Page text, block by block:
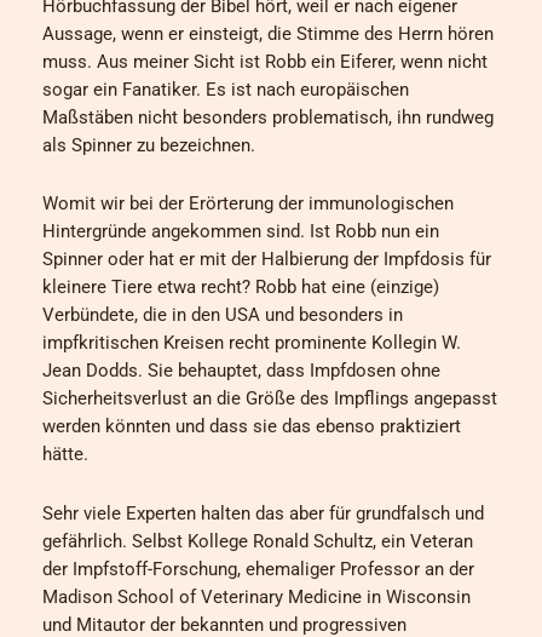
Hörbuchfassung der Bibel hört, weil er nach eigener
Aussage, wenn er einsteigt, die Stimme des Herrn hören
muss. Aus meiner Sicht ist Robb ein Eiferer, wenn nicht
sogar ein Fanatiker. Es ist nach europäischen
Maßstäben nicht besonders problematisch, ihn rundweg
als Spinner zu bezeichnen.
Womit wir bei der Erörterung der immunologischen
Hintergründe angekommen sind. Ist Robb nun ein
Spinner oder hat er mit der Halbierung der Impfdosis für
kleinere Tiere etwa recht? Robb hat eine (einzige)
Verbündete, die in den USA und besonders in
impfkritischen Kreisen recht prominente Kollegin W.
Jean Dodds. Sie behauptet, dass Impfdosen ohne
Sicherheitsverlust an die Größe des Impflings angepasst
werden könnten und dass sie das ebenso praktiziert
hätte.
Sehr viele Experten halten das aber für grundfalsch und
gefährlich. Selbst Kollege Ronald Schultz, ein Veteran
der Impfstoff-Forschung, ehemaliger Professor an der
Madison School of Veterinary Medicine in Wisconsin
und Mitautor der bekannten und progressiven